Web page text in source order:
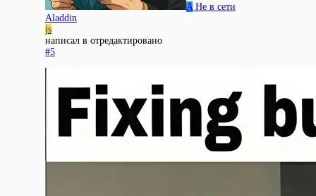
A Не в сети
Aladdin
js
написал в отредактировано
#5